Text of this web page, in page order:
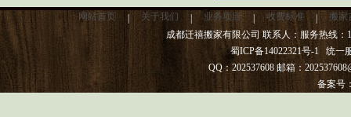
网站首页 关于我们 业务项目 收费标准
搬家
成都迁禧搬家有限公司 联系人：服务热线：
蜀ICP备14022321号-1统一服
QQ：202537608 邮箱：
备案号